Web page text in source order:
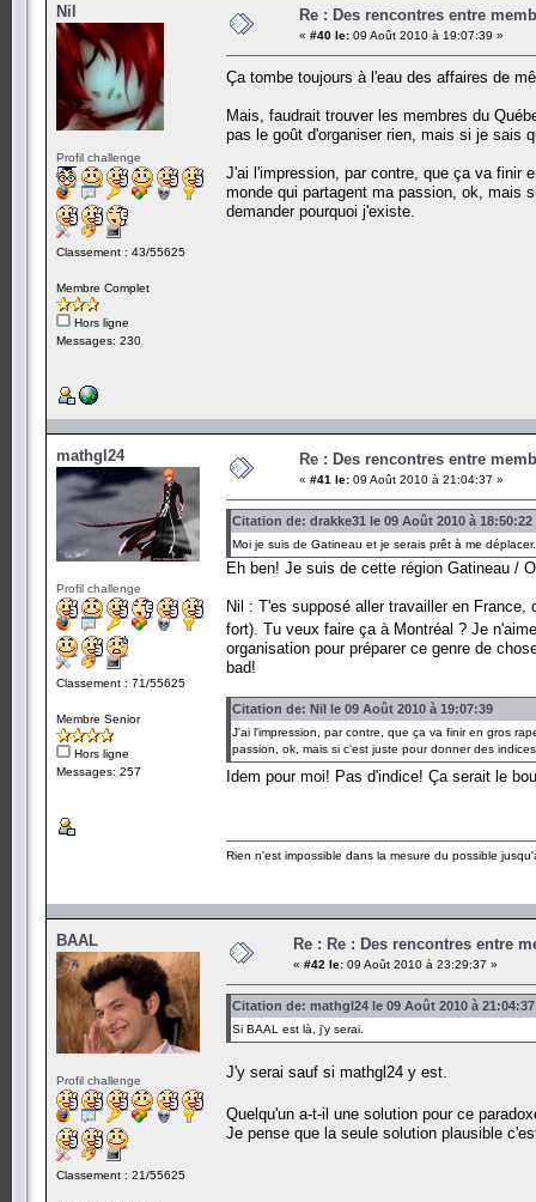
Nil
Profil challenge
Classement : 43/55625
Membre Complet
Hors ligne
Messages: 230
Re : Des rencontres entre
« #40 le: 09 Août 2010 à 19:07:39 »
Ça tombe toujours à l'eau des affaires de
Mais, faudrait trouver les membres du
pas le goût d'organiser rien, mais si je sais
J'ai l'impression, par contre, que ça va finir
monde qui partagent ma passion, ok, mais
demander pourquoi j'existe.
mathgl24
Profil challenge
Classement : 71/55625
Membre Senior
Hors ligne
Messages: 257
Re : Des rencontres entre
« #41 le: 09 Août 2010 à 21:04:37 »
Citation de: drakke31 le 09 Août 2010 à 18:50:22
Moi je suis de Gatineau et je serais prêt à me
Eh ben! Je suis de cette région Gatineau /
Nil : T'es supposé aller travailler en
fort). Tu veux faire ça à Montréal ? Je
organisation pour préparer ce genre de
bad!
Citation de: Nil le 09 Août 2010 à 19:07:39
J'ai l'impression, par contre, que ça va finir en gros
passion, ok, mais si c'est juste pour donner des
Idem pour moi! Pas d'indice! Ça serait le
Rien n'est impossible dans la mesure du possible
BAAL
Profil challenge
Classement : 21/55625
Re : Re : Des rencontres entre
« #42 le: 09 Août 2010 à 23:29:37 »
Citation de: mathgl24 le 09 Août 2010 à 21:04:37
Si BAAL est là, j'y serai.
J'y serai sauf si mathgl24 y est.
Quelqu'un a-t-il une solution pour ce
Je pense que la seule solution plausible